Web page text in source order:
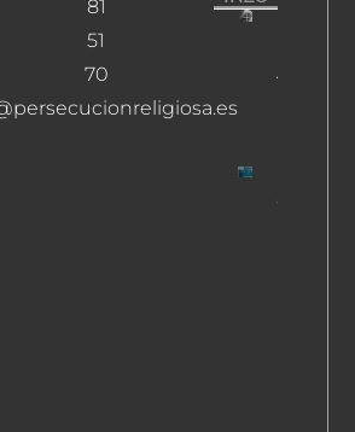
81
51
70
Alonso,
Galindo